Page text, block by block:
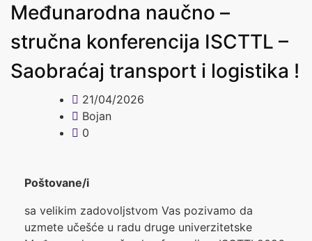
Međunarodna naučno –
stručna konferencija ISCTTL –
Saobraćaj transport i logistika !
21/04/2026
Bojan
0
Poštovane/i
sa velikim zadovoljstvom Vas pozivamo da
uzmete učešće u radu druge univerzitetske